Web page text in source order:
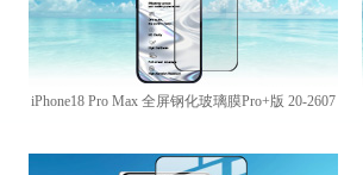
iPhone18 Pro Max 全屏钢化玻璃膜Pro+版 20-2607